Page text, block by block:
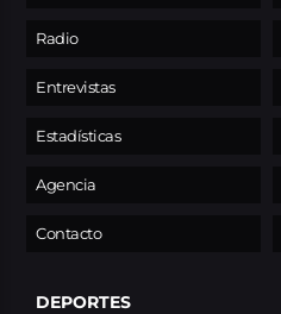
Radio
Entrevistas
Estadísticas
Agencia
Contacto
DEPORTES